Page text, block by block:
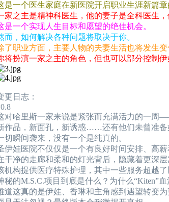
是一个医生家庭在新医院开启职业生涯新篇章
家之主是精神科医生，他的妻子是全科医生，
是一个实现人生目标和愿望的绝佳机会。
而，如何解决各种问题将取决于你。
了职业方面，主要人物的夫妻生活也将发生变
将扮演一家之主的角色，但也可以部分控制伊
更日志：
对哈里斯一家来说是紧张而充满活力的一周
作品，新面孔，新诱惑……还有他们未曾准备
切瞬间袭来，没有一个是纯真的。
伊娃医院不仅仅是一个有良好时间安排、高薪
干净的走廊和柔和的灯光背后，隐藏着更深层
机构提供医疗特殊护理，其中一些服务超越了
秘的M.S.C.项目到底是什么？为什么“Kiten”血
道这真的是伊娃、香琳和主角感到遇望转变